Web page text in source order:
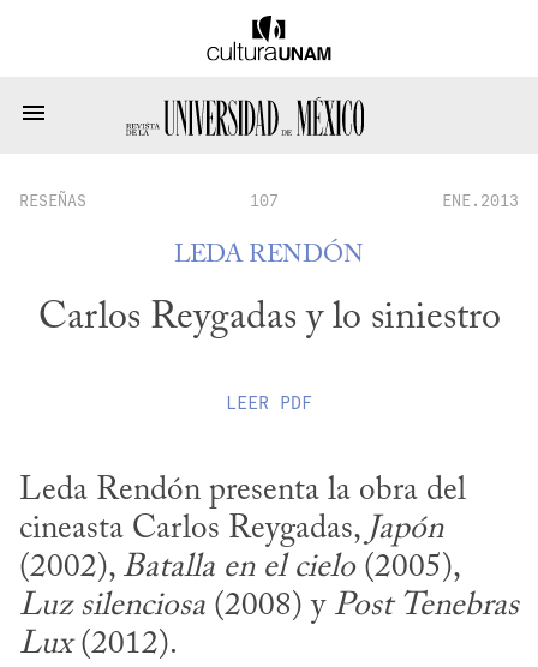
RESEÑAS 107 ENE.2013
LEDA RENDÓN
Carlos Reygadas y lo siniestro
LEER PDF
Leda Rendón presenta la obra del
cineasta Carlos Reygadas, Japón
(2002), Batalla en el cielo
(2005),
Luz silenciosa (2008) y Post Tenebras
Lux (2012).